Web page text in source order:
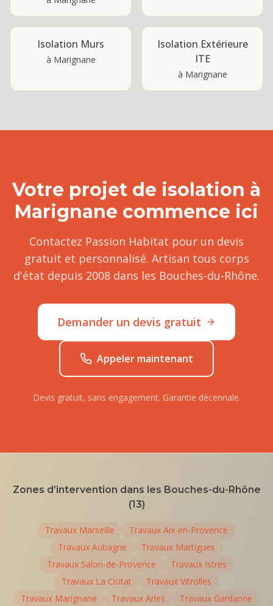
Isolation Murs
à Marignane
Isolation Extérieure
ITE
à Marignane
Votre projet de isolation à
Marignane commence ici
Contactez Passion Habitat pour un devis
gratuit et personnalisé. Artisan tous corps
d'état depuis 2008 dans les Bouches-du-Rhône.
Demander un devis gratuit
Appeler maintenant
Devis gratuit, sans engagement. Garantie décennale.
Zones d’intervention dans les Bouches-du-Rhône
(13)
Travaux Marseille Travaux Aix-en-Provence
Travaux Aubagne Travaux Martigues
Travaux Salon-de-Provence Travaux Istres
Travaux La Ciotat Travaux Vitrolles
Travaux Marignane Travaux Arles Travaux Gardanne